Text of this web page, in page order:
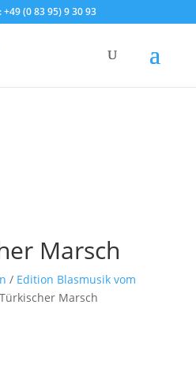
+49 (0 83 95) 9 30 93
Marsch
/ Edition Blasmusik vom
Marsch